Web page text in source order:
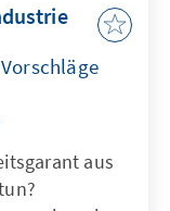
aus